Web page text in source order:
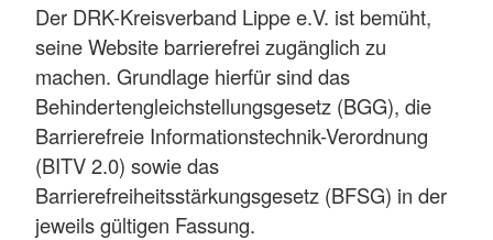
Der DRK-Kreisverband Lippe e.V. ist bemüht,
seine Website barrierefrei zugänglich zu
machen. Grundlage hierfür sind das
Behindertengleichstellungsgesetz (BGG), die
Barrierefreie Informationstechnik-Verordnung
(BITV 2.0) sowie das
Barrierefreiheitsstärkungsgesetz (BFSG) in der
jeweils gültigen Fassung.